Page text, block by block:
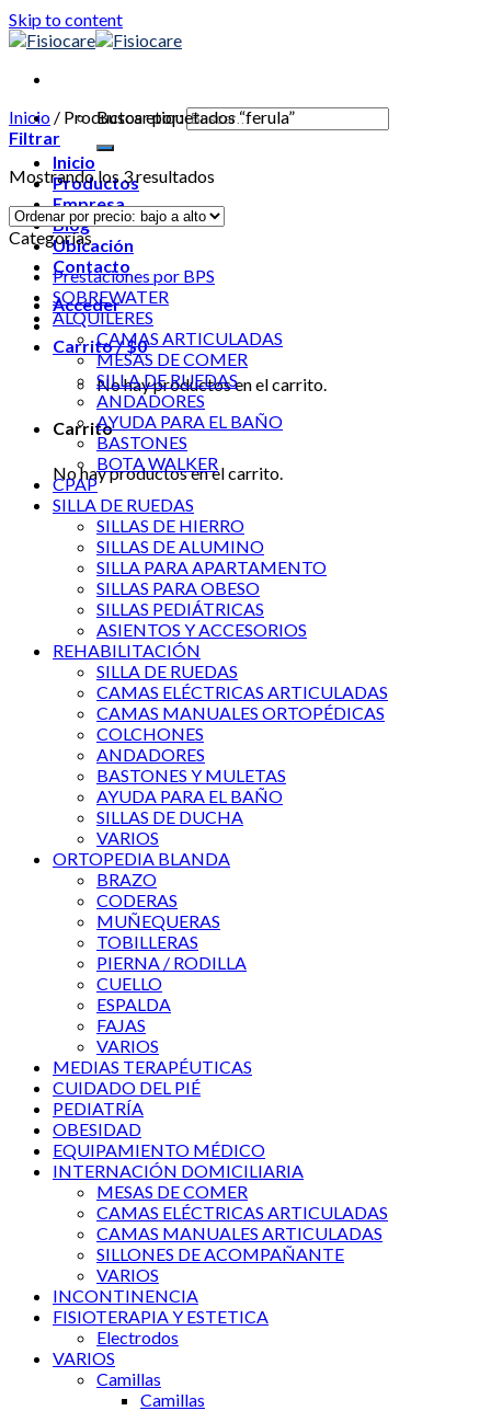
Skip to content
Buscar por:
Inicio
Productos
Empresa
Blog
Ubicación
Contacto
Acceder
Carrito /$0
No hay productos en el carrito.
Carrito
No hay productos en el carrito.
Inicio / Productos etiquetados “ferula”
Filtrar
Mostrando los 3 resultados
Categorías
Prestaciones por BPS
SOBREWATER
ALQUILERES
CAMAS ARTICULADAS
MESAS DE COMER
SILLA DE RUEDAS
ANDADORES
AYUDA PARA EL BAÑO
BASTONES
BOTA WALKER
CPAP
SILLA DE RUEDAS
SILLAS DE HIERRO
SILLAS DE ALUMINO
SILLA PARA APARTAMENTO
SILLAS PARA OBESO
SILLAS PEDIÁTRICAS
ASIENTOS Y ACCESORIOS
REHABILITACIÓN
SILLA DE RUEDAS
CAMAS ELÉCTRICAS ARTICULADAS
CAMAS MANUALES ORTOPÉDICAS
COLCHONES
ANDADORES
BASTONES Y MULETAS
AYUDA PARA EL BAÑO
SILLAS DE DUCHA
VARIOS
ORTOPEDIA BLANDA
BRAZO
CODERAS
MUÑEQUERAS
TOBILLERAS
PIERNA / RODILLA
CUELLO
ESPALDA
FAJAS
VARIOS
MEDIAS TERAPÉUTICAS
CUIDADO DEL PIÉ
PEDIATRÍA
OBESIDAD
EQUIPAMIENTO MÉDICO
INTERNACIÓN DOMICILIARIA
MESAS DE COMER
CAMAS ELÉCTRICAS ARTICULADAS
CAMAS MANUALES ARTICULADAS
SILLONES DE ACOMPAÑANTE
VARIOS
INCONTINENCIA
FISIOTERAPIA Y ESTETICA
Electrodos
VARIOS
Camillas
Camillas